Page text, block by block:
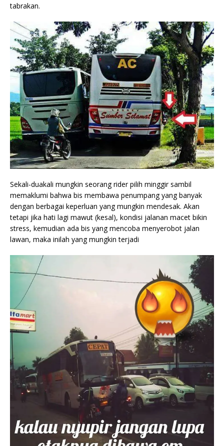
tabrakan.
Sekali-duakali mungkin seorang rider pilih minggir sambil
memaklumi bahwa bis membawa penumpang yang banyak
dengan berbagai keperluan yang mungkin mendesak. Akan
tetapi jika hati lagi mawut (kesal), kondisi jalanan macet bikin
stress, kemudian ada bis yang mencoba menyerobot jalan
lawan, maka inilah yang mungkin terjadi